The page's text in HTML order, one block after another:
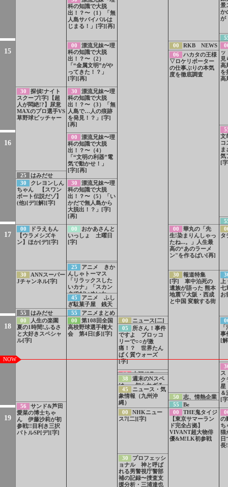
15
16
17
18
19
NOW
30
探偵!ナイト
スクープ[字]【超
人が悶絶!?】尿意
MAXのプロ選手VS
草野球ピッチャー
25
はみだせ
KBC!
30
クレヨンしん
ちゃん 【スワン
ボート伝説だゾ】
(他)[デ][解][字]
00
ドラえもん
【ウラメシズキ
ン】ほか[デ][字]
30
ANNスーパー
Jチャンネル[字]
55
はみだせ
KBC!
00
人生の楽園
夏の1時間!ふるさ
と大好きスペシャ
ル[字]
56
サンド&芦田
愛菜の博士ちゃ
ん 伊藤沙莉が初
参戦!!目利き三択
バトルSP[デ][字]
りプリティ！？お
しり対決[字]
科の知識で大脱
出！？〜（1）「無
人島サバイバルは
じまる！」[字][再]
00
漂流兄妹〜理
科の知識で大脱
出！？〜（2）
「“金属文明”がや
ってきた！？」
[字][再]
30
漂流兄妹〜理
科の知識で大脱
出！？〜（3）「無
人島で…人の痕跡
を発見！？」[字]
[再]
00
漂流兄妹〜理
科の知識で大脱
出！？〜（4）
「“文明の利器”電
気で動かせ！」
[字][再]
30
漂流兄妹〜理
科の知識で大脱
出！？〜（5）「い
かだで無人島から
大脱出！？」[字]
[再]
00
おかあさんと
いっしょ 土曜日
[字]
24
あおきいろ
プレイ＆リラック
ス 深呼吸でリラ
ックス 虹の呼吸
[字]
25
アニメ きか
んしゃトーマス
「リラックスした
いカナ」「スカン
クでだいめいわ
く」[二][字]
45
アニメ ふし
ぎ駄菓子屋 銭天
堂「六条教授の新
発明」[字]
55
アニメまとめ
PR 放送中！注目
の3番組ほか[字]
00
第108回全国
高校野球選手権大
会 第4日[多][字]
00
ニュース[二]
[字]
05
所さん！事件
ですよ ブロッコ
リーで○○が激
痛！？ 世界たん
ぱく質ウォーズ
[字]
35
大河ドラマ
「豊臣兄弟！」2分
ダイジェスト
（29）[字]
37 銭形平次PR
38
週末のNスペ
は… 知られざる
核危機 ハルペリ
ン文書の警告[字]
45
ニュース・気
象情報（九州沖
縄）
00
NHKニュー
ス7[二][字]
30
プロフェッシ
ョナル 神と呼ば
れる男警視庁警部
補の記録〜捜査支
援分析・三浦達也
00
RKB NEWS
06
ハカタの王様
▽ロケリポーター
の仕事ぶりの本気
度を徹底調査
00
華丸の「先
生!染まりんしゃっ
たね...。」人生最
高の“あのラーメ
ン"を作るばい[再]
30
報道特集
[字] 車中泊死の
遺族が語った 熊本
地震▽大阪・西成
と中国 変貌する街
50
志、情熱企業
▼有限会社ビッグ
大里(北九州市若松
区)
55
Be
colorful.rkb
00
THE鬼タイジ
【東京サマーラン
ド完全占拠】
VIVANT超大物俳
優&M!LK初参戦
景
か
が
ッ
見
高
を
高
文
コ
ま
気
[
タ
七
お
事
[
ス
ク
星
＆
[
の
ち
猫
長!